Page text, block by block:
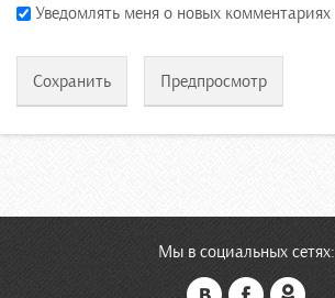
Уведомлять меня о новых комментариях
Мы в социальных сетях: